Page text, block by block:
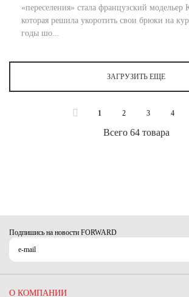
«переселения» стала французский модельер
которая решила укоротить свои брюки на
годы шо...
ЗАГРУЗИТЬ ЕЩЕ
1 2 3 4
Всего 64 товара
Подпишись на новости FORWARD
О КОМПАНИИ